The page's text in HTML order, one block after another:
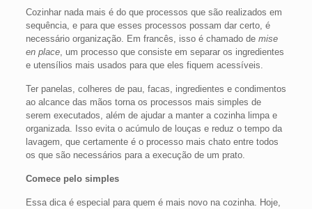
Cozinhar nada mais é do que processos que são realizados em
sequência, e para que esses processos possam dar certo, é
necessário organização. Em francês, isso é chamado de mise
en place, um processo que consiste em separar os ingredientes
e utensílios mais usados para que eles fiquem acessíveis.
Ter panelas, colheres de pau, facas, ingredientes e condimentos
ao alcance das mãos torna os processos mais simples de
serem executados, além de ajudar a manter a cozinha limpa e
organizada. Isso evita o acúmulo de louças e reduz o tempo da
lavagem, que certamente é o processo mais chato entre todos
os que são necessários para a execução de um prato.
Comece pelo simples
Essa dica é especial para quem é mais novo na cozinha. Hoje,